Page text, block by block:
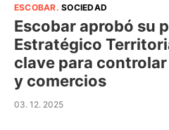
ESCOBAR.SOCIEDAD
Escobar aprobó su
Estratégico
clave para
y comercios
03. 12. 2025